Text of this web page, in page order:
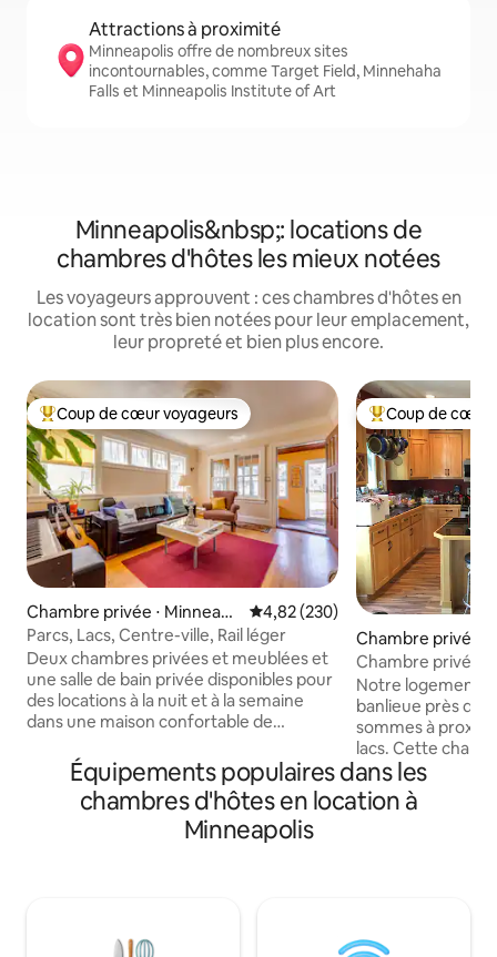
Attractions à proximité
Minneapolis offre de nombreux sites
incontournables, comme Target Field, Minnehaha
Falls et Minneapolis Institute of Art
Minneapolis&nbsp;: locations de
chambres d'hôtes les mieux notées
Les voyageurs approuvent : ces chambres d'hôtes en
location sont très bien notées pour leur emplacement,
leur propreté et bien plus encore.
Coups de cœur voyageurs les plus appréciés
Coup de cœur voyageurs
Chambre privée ⋅ Minneapo
lis
Évaluation moyenne sur la
4,82 (230)
Parcs, Lacs, Centre-ville, Rail léger
Deux chambres privées et meublées et
une salle de bain privée disponibles pour
des locations à la nuit et à la semaine
dans une maison confortable de
un quartier sûr à un pâté de maisons au
nord de Minnehaha Creek, et à deux
pâtés de maisons du lac Hiawatha. Les
chambres sont situées au niveau
principal avec beaucoup de lumière du
Coups de cœur
Coup de cœur
Chambre privée
ka
Chambre privée
partagé avec
Notre logement
banlieue près de
sommes à
lacs. Cette
jour fait pour
réfrigérateur.
voyageurs en
et notre cuisine.
Équipements populaires dans les
chambres d'hôtes en location à
Minneapolis